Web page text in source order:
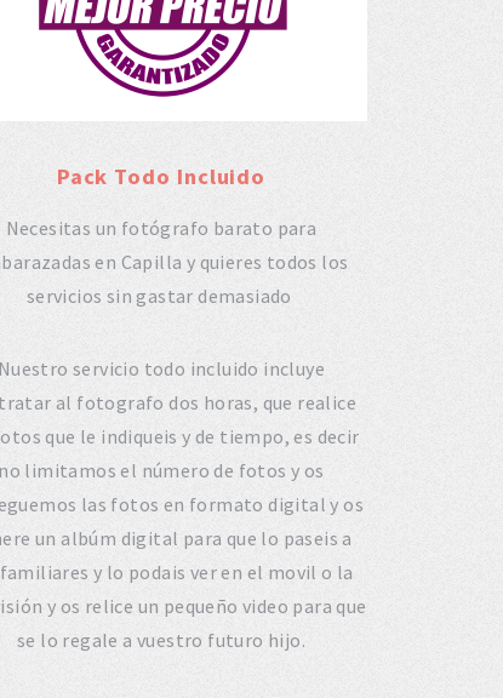
Pack Todo Incluido
Necesitas un fotógrafo barato para
en Capilla y quieres todos los
servicios sin gastar demasiado
Nuestro servicio todo incluido incluye
al fotografo dos horas, que realice
que le indiqueis y de tiempo, es decir
no limitamos el número de fotos y os
las fotos en formato digital y os
un albúm digital para que lo paseis a
y lo podais ver en el movil o la
y os relice un pequeño video para que
se lo regale a vuestro futuro hijo.